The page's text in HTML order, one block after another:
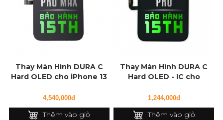
Thay Màn Hình DURA C
Hard OLED cho iPhone 13
4,540,000đ
Thêm vào giỏ
Thay Màn Hình DURA C
Hard OLED - IC cho
1,244,000đ
Thêm vào giỏ